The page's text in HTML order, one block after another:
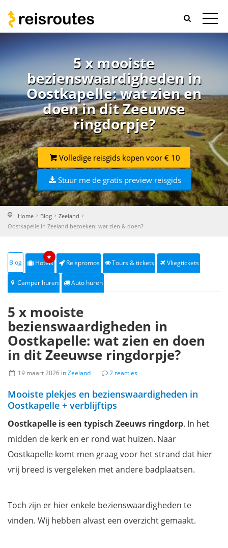
5 x mooiste
bezienswaardigheden in
Oostkapelle: wat zien en
doen in dit Zeeuwse
ringdorpje?
Volledige reisgids kopen voor € 10
Stuur me de gratis preview reisgids
Home Blog
Zeeland
Oostkapelle in Zeeland bezoeken: wat zien & doen?
Blog Hotels
★
Reispromos Tours & tickets Vliegtickets
Camper huren Auto huren
5 x mooiste
bezienswaardigheden in
Oostkapelle: wat zien en doen
in dit Zeeuwse ringdorpje?
19 maart 2026 inZeeland 2 reacties
Mooiste plekjes en bezienswaardigheden in
Oostkapelle + verblijftips
Oostkapelle is een typisch Zeeuws ringdorp. In het
midden de kerk en er rond wat huizen. Naar
Oostkapelle komt men graag voor het strand dat hier
vrij breed is vergeleken met andere badplaatsen.
Toch zijn er hier enkele bezienswaardigheden te
vinden. Wij hebben alvast een overzicht gemaakt.